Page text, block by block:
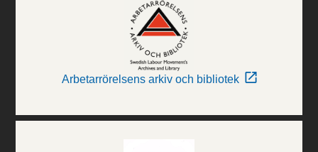
Arbetarrörelsens arkiv och bibliotek